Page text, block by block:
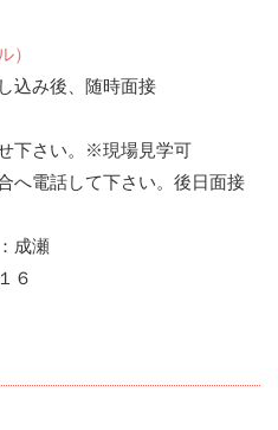
）
み後、随時面接
下さい。※現場見学可
へ電話して下さい。後日面接
成瀬
６